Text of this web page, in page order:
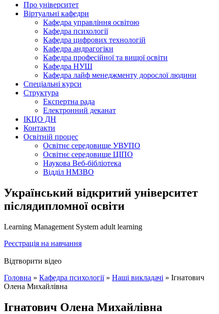
Про університет
Віртуальні кафедри
Кафедра управління освітою
Кафедра психології
Кафедра цифрових технологій
Кафедра андрагогіки
Кафедра професійної та вищої освіти
Кафедра НУШ
Кафедра лайф менеджменту дорослої людини
Спеціальні курси
Структура
Експертна рада
Електронний деканат
ІКЦО ДН
Контакти
Освітній процес
Освітнє середовище УВУПО
Освітнє середовище ЦІПО
Наукова Веб-бібліотека
Відділ НМЗВО
Український відкритий університет
післядипломної освіти
Learning Management System adult learning
Реєстрація на навчання
Відтворити відео
Головна » Кафедра психології» Наші викладачі » Ігнатович
Олена Михайлівна
Ігнатович Олена Михайлівна